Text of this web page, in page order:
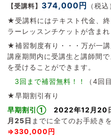
【受講料】 374,000円
（税込
★受講料にはテキスト代金、
ラーレッスンチケットが含まれ
★補習制度有り・・・万が一講
講座期間内に受講生と講師間
を受けることができます。
3回まで補習無料！！
（4回
★早期割引有り
早期割引①
2022年12月20
月25日 までに全てのお手続き
⇒330,000円